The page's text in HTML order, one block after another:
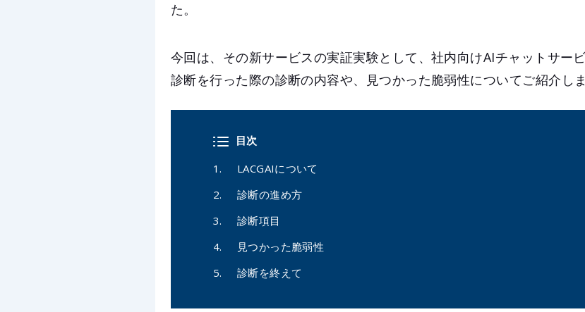
た。
今回は、その新サービスの実証実験として、社内向けAIチャットサー
診断を行った際の診断の内容や、見つかった脆弱性についてご紹介しま
目次
LACGAIについて
診断の進め方
診断項目
見つかった脆弱性
診断を終えて